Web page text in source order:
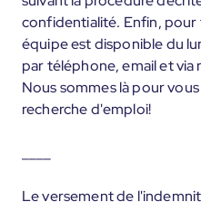
confidentialité. Enfin,
équipe est disponible du
par téléphone, email et
Nous sommes là pour
recherche d'emploi!
Le versement de